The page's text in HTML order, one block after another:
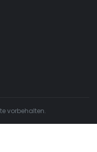
vorbehalten.